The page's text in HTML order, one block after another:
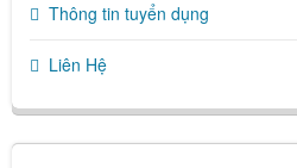
Thông tin tuyển dụng
Liên Hệ